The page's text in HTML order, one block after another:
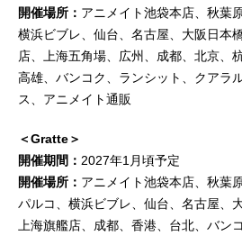
開催場所： アニメイト池袋本店、秋葉
横浜ビブレ、仙台、名古屋、大阪日本
店、上海五角場、広州、成都、北京、
高雄、バンコク、ランシット、クアラ
ス、アニメイト通販
＜Gratte＞
開催期間： 2027年1月頃予定
開催場所： アニメイト池袋本店、秋葉
パルコ、横浜ビブレ、仙台、名古屋、
上海旗艦店、成都、香港、台北、バン